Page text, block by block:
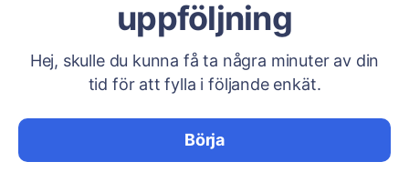
uppföljning
Hej, skulle du kunna få ta några minuter av din
tid för att fylla i följande enkät.
Börja